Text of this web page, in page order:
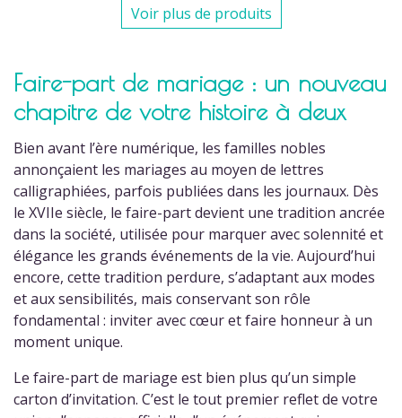
(2 avis)
Voir plus de produits
Faire-part de mariage : un nouveau
chapitre de votre histoire à deux
Bien avant l’ère numérique, les familles nobles
annonçaient les mariages au moyen de lettres
calligraphiées, parfois publiées dans les journaux. Dès
le XVIIe siècle, le faire-part devient une tradition ancrée
dans la société, utilisée pour marquer avec solennité et
élégance les grands événements de la vie. Aujourd’hui
encore, cette tradition perdure, s’adaptant aux modes
et aux sensibilités, mais conservant son rôle
fondamental : inviter avec cœur et faire honneur à un
moment unique.
Le faire-part de mariage est bien plus qu’un simple
carton d’invitation. C’est le tout premier reflet de votre